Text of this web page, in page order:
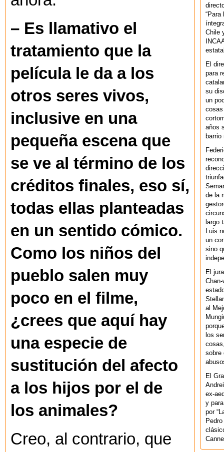
– Es llamativo el
tratamiento que la
película le da a los
otros seres vivos,
inclusive en una
pequeña escena que
se ve al término de los
créditos finales, eso sí,
todas ellas planteadas
en un sentido cómico.
Como los niños del
pueblo salen muy
poco en el filme,
¿crees que aquí hay
una especie de
sustitución del afecto
a los hijos por el de
los animales?
Creo, al contrario, que
“Para
Chile
El
para
su
un
cosas
años
de la
largo
Luis
un
sino
El
al
los
sobre
El
ex-
y
por